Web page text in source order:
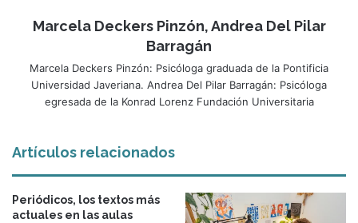
Marcela Deckers Pinzón, Andrea Del Pilar
Barragán
Marcela Deckers Pinzón: Psicóloga graduada de la Pontificia
Universidad Javeriana. Andrea Del Pilar Barragán: Psicóloga
egresada de la Konrad Lorenz Fundación Universitaria
Artículos relacionados
Periódicos, los textos más
actuales en las aulas